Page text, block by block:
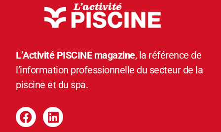
L’Activité PISCINE magazine, la référence de
l’information professionnelle du secteur de la
piscine et du spa.